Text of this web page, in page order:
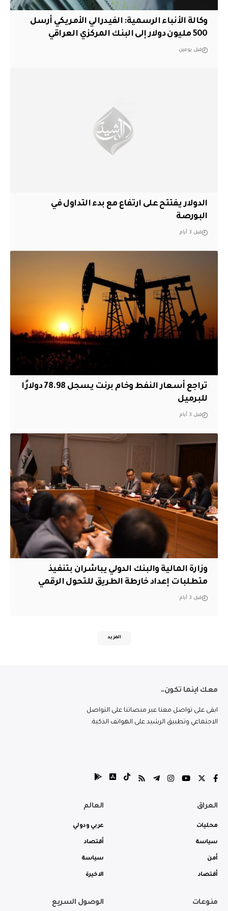
وكالة الأنباء الرسمية: الفيدرالي الأمريكي أرسل
500 مليون دولار إلى البنك المركزي العراقي
قبل يومين
الدولار يفتتح على ارتفاع مع بدء التداول في
البورصة
قبل 3 أيام
تراجع أسعار النفط وخام برنت يسجل 78.98 دولارًا
للبرميل
قبل 3 أيام
وزارة المالية والبنك الدولي يباشران بتنفيذ
متطلبات إعداد خارطة الطريق للتحول الرقمي
قبل 3 أيام
المزيد
معك اينما تكون..
ابقى على تواصل معنا عبر منصاتنا على التواصل
الاجتماعي وتطبيق الرشيد على الهواتف الذكية.
العراق
محليات
سياسة
أمن
أقتصاد
العالم
عربي ودولي
أقتصاد
سياسة
الاخيرة
منوعات الوصول السريع